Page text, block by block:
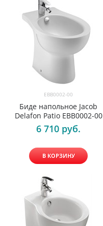
EBB0002-00
Биде напольное Jacob
Delafon Patio EBB0002-00
6 710 руб.
В КОРЗИНУ